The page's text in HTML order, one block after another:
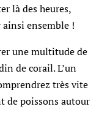
là des heures,
ainsi ensemble !
une multitude de
de corail. L’un
très vite
de poissons autour